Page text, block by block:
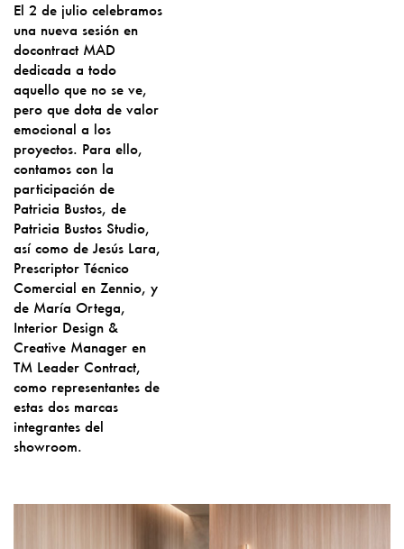
El 2 de julio celebramos
una nueva sesión en
docontract MAD
dedicada a todo
aquello que no se ve,
pero que dota de valor
emocional a los
proyectos. Para ello,
contamos con la
participación de
Patricia Bustos, de
Patricia Bustos Studio,
así como de Jesús Lara,
Prescriptor Técnico
Comercial en Zennio, y
de María Ortega,
Interior Design &
Creative Manager en
TM Leader Contract,
como representantes de
estas dos marcas
integrantes del
showroom.